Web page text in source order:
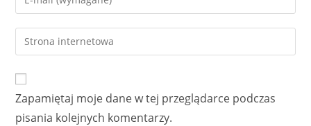
comment
your
email
address
Enter
your
URL
(optional)
Zapamiętaj moje dane w tej przeglądarce podczas
pisania kolejnych komentarzy.